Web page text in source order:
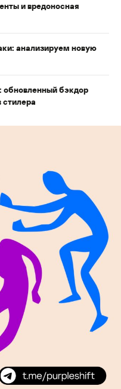
и вредоносная
анализируем новую
бэкдор
стилера